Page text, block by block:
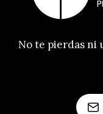
No te pierdas ni